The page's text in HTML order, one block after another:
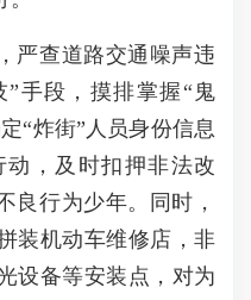
查道路交通噪声违
手段，摸排掌握“鬼
“炸街”人员身份信息
，及时扣押非法改
良行为少年。同时，
装机动车维修店，非
设备等安装点，对为